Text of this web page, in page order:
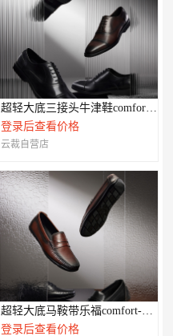
超轻大底三接头牛津鞋comfort-XL系列
登录后查看价格
云裁自营店
超轻大底马鞍带乐福comfort-XL系列
登录后查看价格